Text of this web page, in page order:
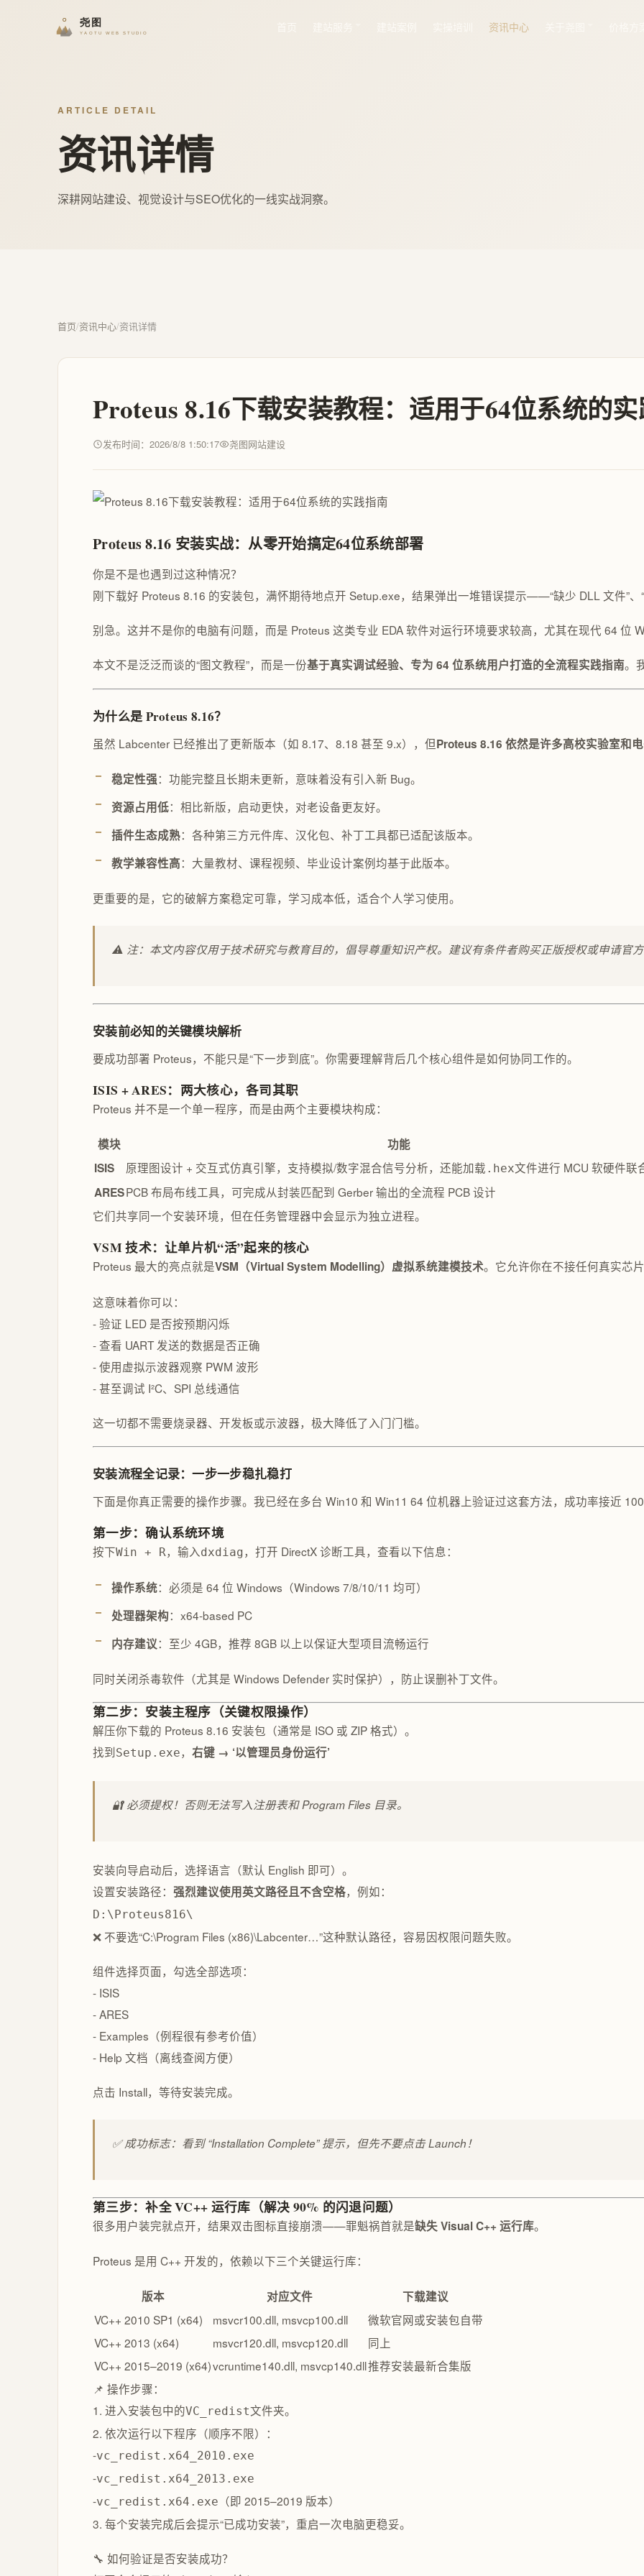
资讯中心
ARTICLE DETAIL
资讯详情
深耕网站建设、视觉设计与SEO优化的一线实战洞察。
首页/资讯中心/资讯详情
Proteus 8.16下载安装教程：适用于64位系统的
发布时间：2026/8/8 1:50:17 尧图网站建设
Proteus 8.16 安装实战：从零开始搞定64位系统部署
你是不是也遇到过这种情况？
刚下载好 Proteus 8.16 的安装包，满怀期待地点开 Setup.exe，结果弹出一堆错误提示——“缺少 DLL 文件”
别急。这并不是你的电脑有问题，而是 Proteus 这类专业 EDA 软件对运行环境要求较高，尤其在现代 64 位
本文不是泛泛而谈的“图文教程”，而是一份基于真实调试经验、专为 64 位系统用户打造的全流程实践指南。
为什么是 Proteus 8.16？
虽然 Labcenter 已经推出了更新版本（如 8.17、8.18 甚至 9.x），但Proteus 8.16 依然是许多高校实验室和
稳定性强：功能完整且长期未更新，意味着没有引入新 Bug。
资源占用低：相比新版，启动更快，对老设备更友好。
插件生态成熟：各种第三方元件库、汉化包、补丁工具都已适配该版本。
教学兼容性高：大量教材、课程视频、毕业设计案例均基于此版本。
更重要的是，它的破解方案稳定可靠，学习成本低，适合个人学习使用。
⚠️ 注：本文内容仅用于技术研究与教育目的，倡导尊重知识产权。建议有条件者购买正版授权或申请官
安装前必知的关键模块解析
要成功部署 Proteus，不能只是“下一步到底”。你需要理解背后几个核心组件是如何协同工作的。
ISIS + ARES：两大核心，各司其职
Proteus 并不是一个单一程序，而是由两个主要模块构成：
模块
功能
ISIS
原理图设计 + 交互式仿真引擎，支持模拟/数字混合信号分析，还能加载 .hex文件进行 MCU 软硬件联
ARESPCB 布局布线工具，可完成从封装匹配到 Gerber 输出的全流程 PCB 设计
它们共享同一个安装环境，但在任务管理器中会显示为独立进程。
VSM 技术：让单片机“活”起来的核心
Proteus 最大的亮点就是VSM（Virtual System Modelling）虚拟系统建模技术。它允许你在不接任何真实芯
这意味着你可以：
- 验证 LED 是否按预期闪烁
- 查看 UART 发送的数据是否正确
- 使用虚拟示波器观察 PWM 波形
- 甚至调试 I²C、SPI 总线通信
这一切都不需要烧录器、开发板或示波器，极大降低了入门门槛。
安装流程全记录：一步一步稳扎稳打
下面是你真正需要的操作步骤。我已经在多台 Win10 和 Win11 64 位机器上验证过这套方法，成功率接近
第一步：确认系统环境
按下Win + R，输入dxdiag，打开 DirectX 诊断工具，查看以下信息：
操作系统：必须是 64 位 Windows（Windows 7/8/10/11 均可）
处理器架构：x64-based PC
内存建议：至少 4GB，推荐 8GB 以上以保证大型项目流畅运行
同时关闭杀毒软件（尤其是 Windows Defender 实时保护），防止误删补丁文件。
第二步：安装主程序（关键权限操作）
解压你下载的 Proteus 8.16 安装包（通常是 ISO 或 ZIP 格式）。
找到Setup.exe， 右键 → ‘以管理员身份运行’
🔐 必须提权！否则无法写入注册表和 Program Files 目录。
安装向导启动后，选择语言（默认 English 即可）。
设置安装路径： 强烈建议使用英文路径且不含空格，例如：
D:\Proteus816\
❌ 不要选“C:\Program Files (x86)\Labcenter…”这种默认路径，容易因权限问题失败。
组件选择页面，勾选全部选项：
- ISIS
- ARES
- Examples（例程很有参考价值）
- Help 文档（离线查阅方便）
点击 Install，等待安装完成。
✅ 成功标志：看到 “Installation Complete” 提示，但先不要点击 Launch！
第三步：补全 VC++ 运行库（解决 90% 的闪退问题）
很多用户装完就点开，结果双击图标直接崩溃——罪魁祸首就是缺失 Visual C++ 运行库。
Proteus 是用 C++ 开发的，依赖以下三个关键运行库：
版本 对应文件
下载建议
VC++ 2010 SP1 (x64)
msvcr100.dll, msvcp100.dll
微软官网或安装包自带
VC++ 2013 (x64)
msvcr120.dll, msvcp120.dll
同上
VC++ 2015–2019 (x64)vcruntime140.dll, msvcp140.dll推荐安装最新合集版
📌 操作步骤：
1. 进入安装包中的VC_redist文件夹。
2. 依次运行以下程序（顺序不限）：
-vc_redist.x64_2010.exe
-vc_redist.x64_2013.exe
-vc_redist.x64.exe
（即 2015–2019 版本）
3. 每个安装完成后会提示“已成功安装”，重启一次电脑更稳妥。
🔧 如何验证是否安装成功？